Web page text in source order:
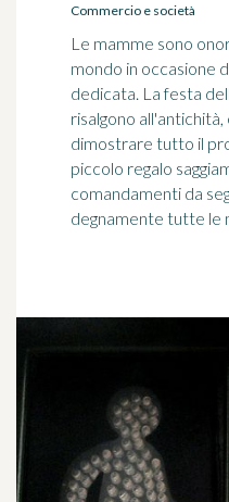
Commercio e società
Le mamme sono
mondo in occasione
dedicata. La festa
risalgono
dimostrare tutto il
piccolo regalo
comandamenti da
degnamente tutte le